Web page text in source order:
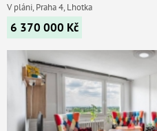
V pláni, Praha 4, Lhotka
6 370 000 Kč